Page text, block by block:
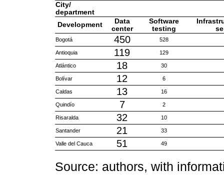
City/
department
Development
Data
center
Software
testing
Bogotá 450 528
Antioquia 119 129
Atlántico 18 30
Bolívar 12 6
Caldas 13 16
Quindío 7 2
Risaralda 32 10
Santander 21 33
Valle del Cauca 51 49
Source: authors, with